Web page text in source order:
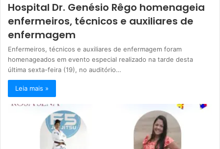
Hospital Dr. Genésio Rêgo homenageia
enfermeiros, técnicos e auxiliares de
enfermagem
Enfermeiros, técnicos e auxiliares de enfermagem foram
homenageados em evento especial realizado na tarde desta
última sexta-feira (19), no auditório…
Leia mais »